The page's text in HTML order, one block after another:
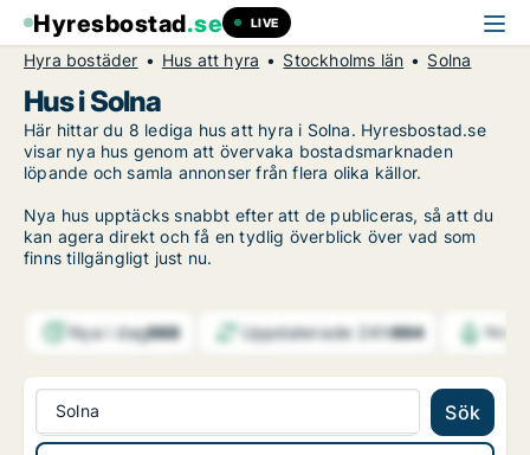
Hyresbostad.se LIVE
Hyra bostäder Hus att hyra Stockholms län Solna
Hus i Solna
Här hittar du 8 lediga hus att hyra i Solna. Hyresbostad.se
visar nya hus genom att övervaka bostadsmarknaden
löpande och samla annonser från flera olika källor.
Nya hus upptäcks snabbt efter att de publiceras, så att du
kan agera direkt och få en tydlig överblick över vad som
finns tillgängligt just nu.
Nya i dag988 Uppdaterade 24h994
Solna Sök